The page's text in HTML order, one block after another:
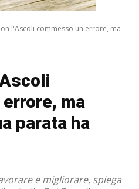
l'Ascoli commesso un errore, ma
ma
parata ha
e migliorare, spiega